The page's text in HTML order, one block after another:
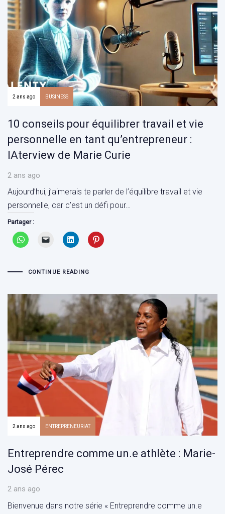
2 ans ago BUSINESS
10 conseils pour équilibrer travail et vie
personnelle en tant qu’entrepreneur :
IAterview de Marie Curie
2 ans ago
Aujourd’hui, j’aimerais te parler de l’équilibre travail et vie
personnelle, car c’est un défi pour…
Partager :
CONTINUE READING
2 ans ago ENTREPRENEURIAT
Entreprendre comme un.e athlète : Marie-
José Pérec
2 ans ago
Bienvenue dans notre série « Entreprendre comme un.e